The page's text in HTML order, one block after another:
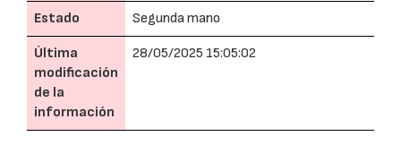
Estado Segunda mano
Última
modificación
de la
información
28/05/2025 15:05:02